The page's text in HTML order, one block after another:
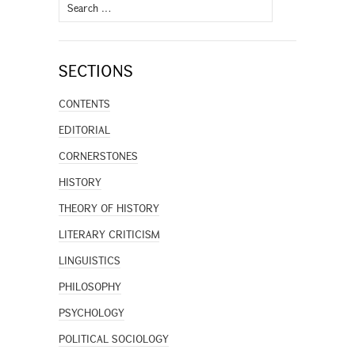
for:
SECTIONS
CONTENTS
EDITORIAL
CORNERSTONES
HISTORY
THEORY OF HISTORY
LITERARY CRITICISM
LINGUISTICS
PHILOSOPHY
PSYCHOLOGY
POLITICAL SOCIOLOGY